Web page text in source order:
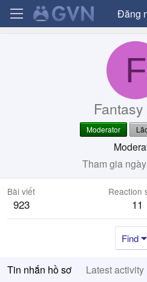
Đăng
F
Moderator
Tham gia ngày
Bài viết
923
Reaction
11
Find
Tin nhắn hồ sơ Latest activity